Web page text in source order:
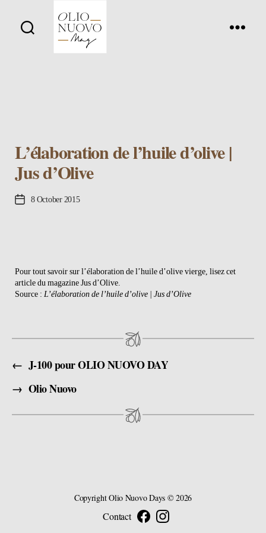
L’élaboration de l’huile d’olive |
Jus d’Olive
Post8 October 2015
Pour tout savoir sur l’élaboration de l’huile d’olive vierge, lisez cet
article du magazine Jus d’Olive.
Source : L’élaboration de l’huile d’olive | Jus d’Olive
← J-100 pour OLIO NUOVO DAY
→ Olio Nuovo
CopyrightOlio Nuovo Days © 2026
Contact